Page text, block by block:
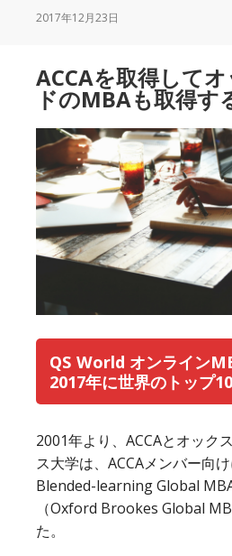
オ
ッ
ス
フ
ォ
ー
ド
大
学
取
得
る
2017年12月23日
ACCAを取得して
ドのMBAも取得す
QS World オンライン
2017年に世界のトップ
2001年より、ACCAとオック
ス大学は、ACCAメンバー向
Blended-learning Global
（Oxford Brookes Global
た。